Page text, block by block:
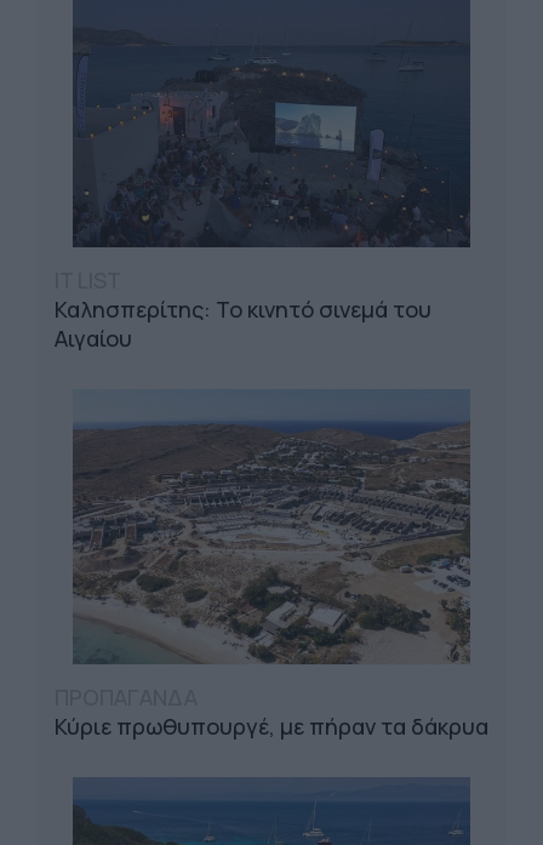
Καλησπερίτης: Το κινητό σινεμά του
Αιγαίου
Κύριε πρωθυπουργέ, με πήραν τα δάκρυα